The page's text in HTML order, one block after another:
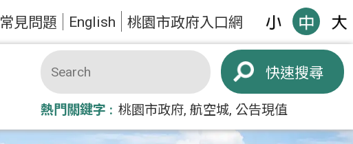
常見問題 English 桃園市政府入口網
搜尋
熱門關鍵字 桃園市政府 航空城 公告現值